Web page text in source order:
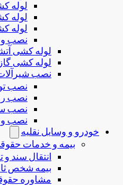
لوله
لوله
لوله
نصب و
لوله کشی
لوله کشی گاز
نصب
نصب
نصب
نصب
نصب و
خودرو و وسایل نقلیه
بیمه و خدمات
انتقال سند
بیمه شخص
مشاوره